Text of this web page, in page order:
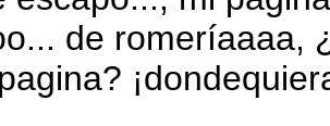
de romeríaaaa,